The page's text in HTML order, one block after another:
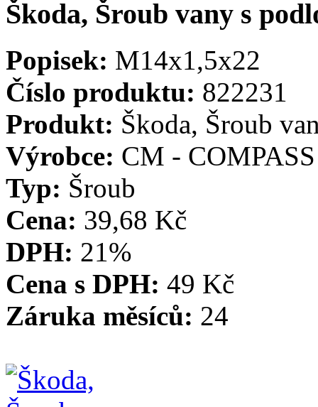
Škoda, Šroub vany s
Popisek: M14x1,5x22
Číslo produktu: 822231
Produkt: Škoda, Šroub
Výrobce: CM - COMPASS
Typ: Šroub
Cena: 39,68 Kč
DPH: 21%
Cena s DPH: 49 Kč
Záruka měsíců: 24